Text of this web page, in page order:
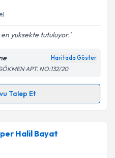
ilişkinAydınlatma
verilerimin belirtilen
kabul ediyorum.
yuksekte tutuluyor.
Haritada Göster
APT. NO:132/20
Talep Et
randevu takvimi talebi
randevu almanız için bir
posta ile bilgilendireceğiz.
Halil Bayat